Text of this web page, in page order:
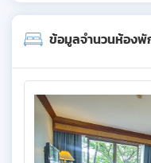
ข้อมูลจำนวนห้องพั